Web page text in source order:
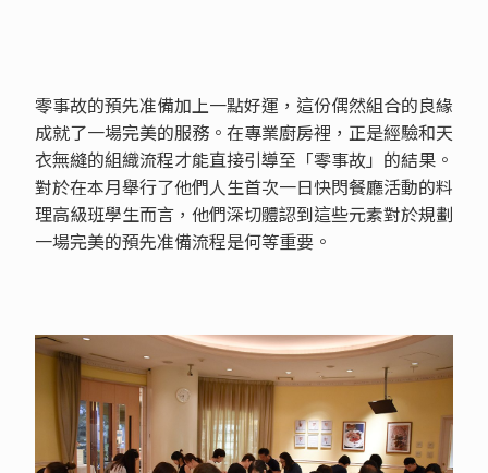
零事故的預先准備加上一點好運，這份偶然組合的良緣
成就了一場完美的服務。在專業廚房裡，正是經驗和天
衣無縫的組織流程才能直接引導至「零事故」的結果。
對於在本月舉行了他們人生首次一日快閃餐廳活動的料
理高級班學生而言，他們深切體認到這些元素對於規劃
一場完美的預先准備流程是何等重要。